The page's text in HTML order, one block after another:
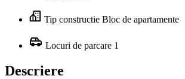
Tip constructie Bloc de apartamente
Locuri de parcare 1
Descriere